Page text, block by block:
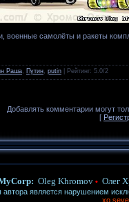
военные самолёты и ракеты
Раша Путин putin Рейтинг: 5.0/2
Добавлять комментарии могут
[
Oleg Khromov • Олег
является нарушением